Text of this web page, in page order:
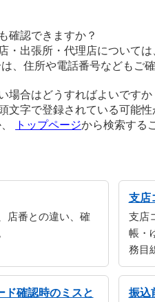
確認できますか？
・出張所・代理店について
、住所や電話番号などもご
場合はどうすればよいですか
文字で登録されている可能
トップページから検索する
店番との違い、確
支店
支店
帳・
務目
ド確認時のミスと 振込